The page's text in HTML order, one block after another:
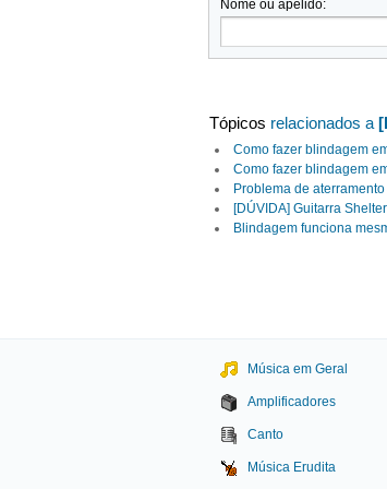
Nome ou apelido:
Tópicos relacionados a
Como fazer blindagem
Como fazer blindagem
Problema de
[DÚVIDA] Guitarra
Blindagem funciona
Música em Geral
Amplificadores
Canto
Música Erudita